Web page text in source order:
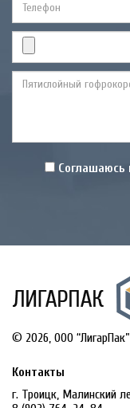
Соглашаюсь
© 2026, OOO “ЛигарПак”
Контакты
г. Троицк, Малинский